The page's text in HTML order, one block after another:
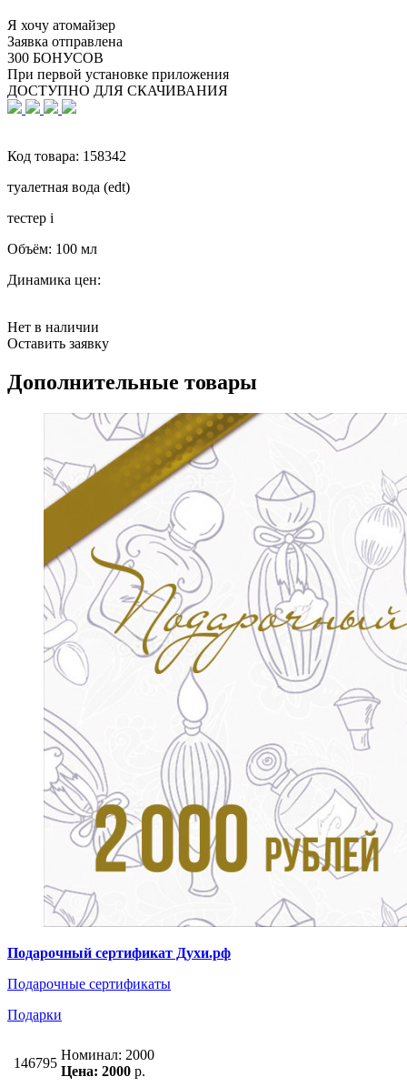
Я хочу атомайзер
Заявка отправлена
300 БОНУСОВ
При первой установке приложения
ДОСТУПНО ДЛЯ СКАЧИВАНИЯ
Код товара: 158342
туалетная вода (edt)
тестер i
Объём: 100 мл
Динамика цен:
Нет в наличии
Оставить заявку
Дополнительные товары
Подарочный сертификат Духи.рф
Подарочные сертификаты
Подарки
146795
Номинал: 2000
Цена: 2000 р.